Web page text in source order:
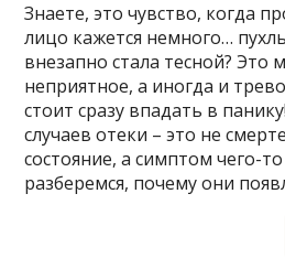
Знаете, это чувство, когда
лицо кажется немного…
внезапно стала тесной? Это
неприятное, а иногда и
стоит сразу впадать в
случаев отеки – это не
состояние, а симптом чего-
разберемся, почему они